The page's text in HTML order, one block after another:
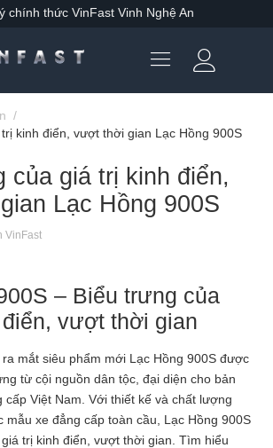
chính thức VinFast Vinh Nghệ An
/
kinh điển, vượt thời gian Lạc Hồng 900S
của giá trị kinh điển,
Lạc Hồng 900S
VinFast
– Biểu trưng của
vượt thời gian
mắt siêu phẩm mới Lạc Hồng 900S được
từ cội nguồn dân tộc, đại diện cho bản
cấp Việt Nam. Với thiết kế và chất lượng
mẫu xe đẳng cấp toàn cầu, Lạc Hồng 900S
trị kinh điển, vượt thời gian. Tìm hiểu